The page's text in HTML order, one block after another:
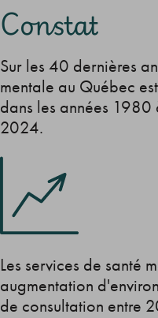
Constat
Sur les 40 dernières
mentale au Québec
dans les années
2024.
Les services de santé
augmentation
de consultation entre